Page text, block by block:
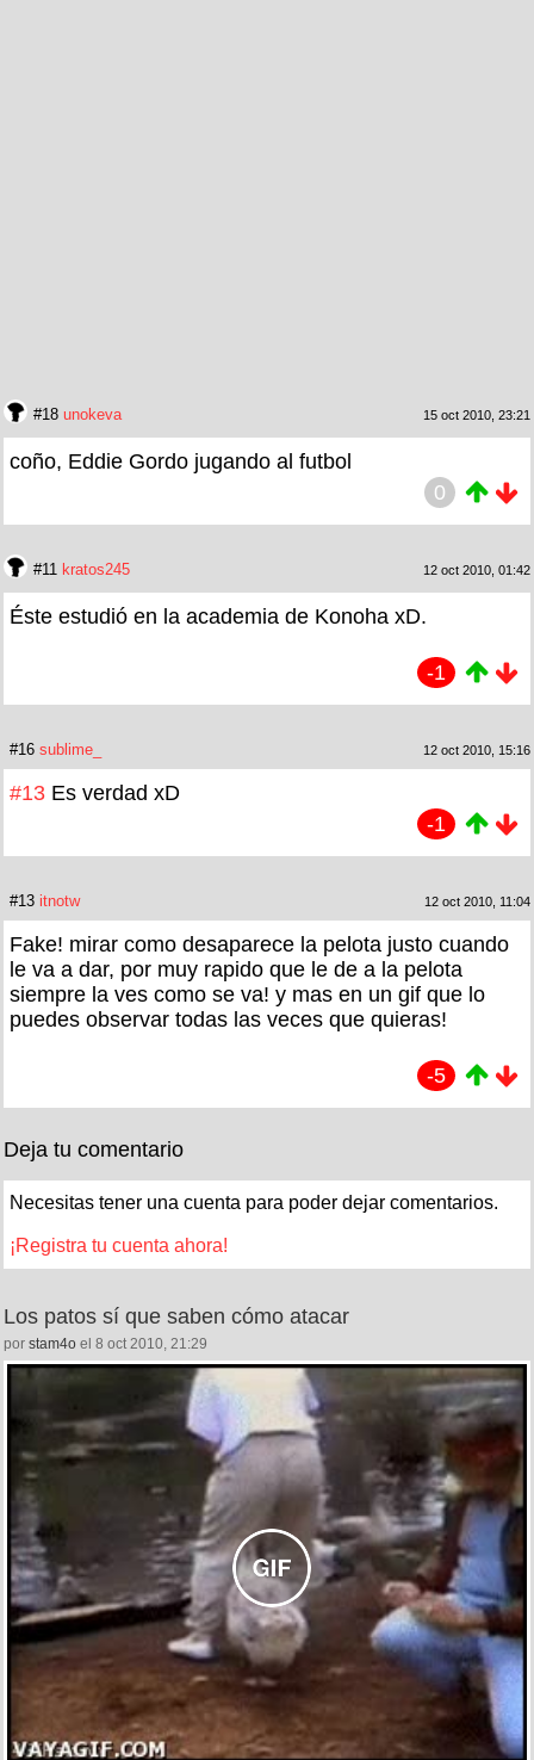
#18 unokeva 15 oct 2010, 23:21
coño, Eddie Gordo jugando al futbol
0
#11 kratos245 12 oct 2010, 01:42
Éste estudió en la academia de Konoha xD.
-1
#16 sublime_ 12 oct 2010, 15:16
#13 Es verdad xD
-1
#13 itnotw 12 oct 2010, 11:04
Fake! mirar como desaparece la pelota justo cuando
le va a dar, por muy rapido que le de a la pelota
siempre la ves como se va! y mas en un gif que lo
puedes observar todas las veces que quieras!
-5
Deja tu comentario
Necesitas tener una cuenta para poder dejar comentarios.
¡Registra tu cuenta ahora!
Los patos sí que saben cómo atacar
por stam4o el 8 oct 2010, 21:29